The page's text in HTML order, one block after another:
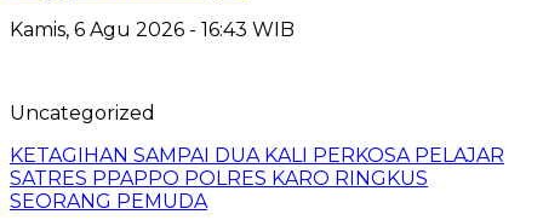
Kamis, 6 Agu 2026 - 16:43 WIB
Uncategorized
KETAGIHAN SAMPAI DUA KALI PERKOSA PELAJAR
SATRES PPAPPO POLRES KARO RINGKUS
SEORANG PEMUDA